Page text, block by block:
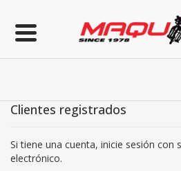
Clientes registrados
Si tiene una cuenta, inicie sesión con
electrónico.